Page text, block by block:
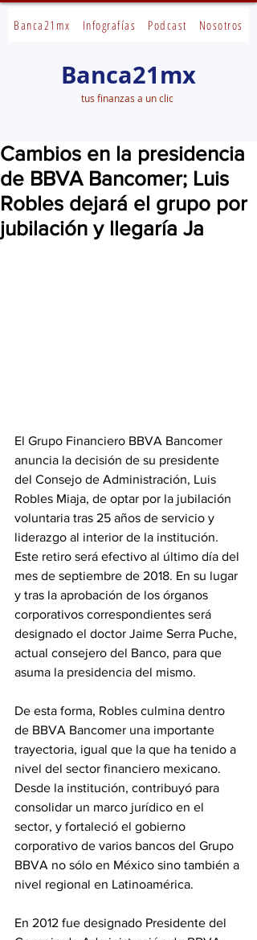
Banca21mx Infografías Podcast Nosotros
Banca21mx
tus finanzas a un clic
Cambios en la presidencia
de BBVA Bancomer; Luis
Robles dejará el grupo por
jubilación y llegaría Ja
El Grupo Financiero BBVA Bancomer
anuncia la decisión de su presidente
del Consejo de Administración, Luis
Robles Miaja, de optar por la jubilación
voluntaria tras 25 años de servicio y
liderazgo al interior de la institución.
Este retiro será efectivo al último día del
mes de septiembre de 2018. En su lugar
y tras la aprobación de los órganos
corporativos correspondientes será
designado el doctor Jaime Serra Puche,
actual consejero del Banco, para que
asuma la presidencia del mismo.
De esta forma, Robles culmina dentro
de BBVA Bancomer una importante
trayectoria, igual que la que ha tenido a
nivel del sector financiero mexicano.
Desde la institución, contribuyó para
consolidar un marco jurídico en el
sector, y fortaleció el gobierno
corporativo de varios bancos del Grupo
BBVA no sólo en México sino también a
nivel regional en Latinoamérica.
En 2012 fue designado Presidente del